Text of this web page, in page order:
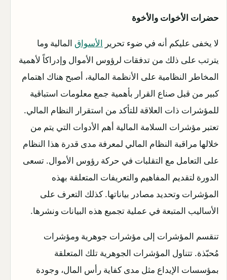
حضرات الأخوات والأخوة
لا يخفى عليكم أنه في ضوء تحرير الأسواق المالية وما
يترتب على ذلك من تدفقات لرؤوس الأموال وإدراكاً لأهمية
المخاطر النظامية على الأنظمة المالية، أصبح هناك اهتمام
كبير من قبل صناع القرار بأهمية جمع معلومات استباقية
للمؤشرات ذات العلاقة للتأكد من استقرار النظام المالي.
تعتبر مؤشرات السلامة المالية أهم الأدوات التي يتم من
خلالها مراقبة النظام المالي لمعرفة مدى قدرة هذا النظام
على التعامل مع التقلبات في حركة رؤوس الأموال. تسعى
الدورة لتقديم المفاهيم والتعريفات المتعلقة بهذه
المؤشرات وتحديد مصادر بياناتها. كذلك التعرف على
الأساليب المتبعة في عملية تجميع هذه البيانات ونشرها.
تنقسم المؤشرات إلى مؤشرات جوهرية ومؤشرات
مُحبّذة. تتناول المؤشرات الجوهرية تلك المتعلقة
بمؤسسات الإيداع مثل مدى كفاية رأس المال، وجودة